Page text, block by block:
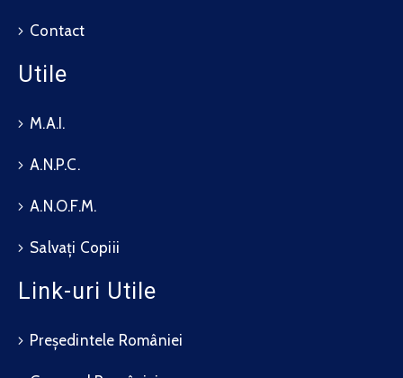
Contact
Utile
M.A.I.
A.N.P.C.
A.N.O.F.M.
Salvați Copiii
Link-uri Utile
Președintele României